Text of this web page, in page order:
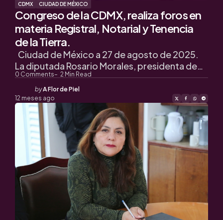
CDMX CIUDAD DE MÉXICO
Congreso de la CDMX, realiza foros en
materia Registral, Notarial y Tenencia
de la Tierra.
0 Comments 2 Min Read
Ciudad de México a 27 de agosto de 2025.
La diputada Rosario Morales, presidenta de…
Posted
by
byA Flor de Piel
12 meses ago